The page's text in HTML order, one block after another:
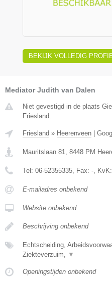
BEKIJK VOLLEDIG
Mediator Judith van Dalen
Niet gevestigd in de plaats
Friesland.
Friesland » Heerenveen
Mauritslaan 81, 8448 PM
Tel: 06-52355335, Fax: -, KvK:
E-mailadres onbekend
Website onbekend
Beschrijving onbekend
Echtscheiding,
Ziekteverzuim, ▼
Openingstijden onbekend